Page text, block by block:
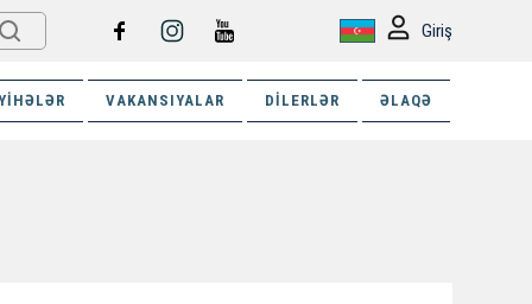
Giriş
VAKANSIYALAR DILERLƏR ƏLAQƏ